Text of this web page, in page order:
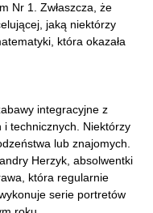
Nr 1. Zwłaszcza, że
jaką niektórzy
która okazała
integracyjne z
technicznych. Niektórzy
lub znajomych.
Herzyk, absolwentki
która regularnie
serie portretów